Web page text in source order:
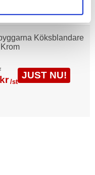
Köksblandare
/st
JUST NU!